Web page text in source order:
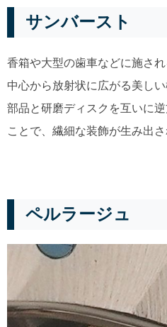
サンバースト
香箱や大型の歯車などに施さ
中心から放射状に広がる美しい
部品と研磨ディスクを互いに
ことで、繊細な装飾が生み出さ
ペルラージュ